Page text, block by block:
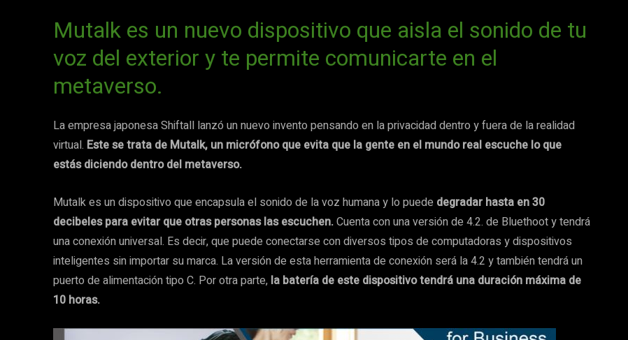
Mutalk es un nuevo dispositivo que aisla el sonido de tu
voz del exterior y te permite comunicarte en el
metaverso.
La empresa japonesa Shiftall lanzó un nuevo invento pensando en la privacidad dentro y fuera de la realidad
virtual. Este se trata de Mutalk, un micrófono que evita que la gente en el mundo real escuche lo que
estás diciendo dentro del metaverso.
Mutalk es un dispositivo que encapsula el sonido de la voz humana y lo puede degradar hasta en 30
decibeles para evitar que otras personas las escuchen.Cuenta con una versión de 4.2. de Bluethoot y tendrá
una conexión universal. Es decir, que puede conectarse con diversos tipos de computadoras y dispositivos
inteligentes sin importar su marca. La versión de esta herramienta de conexión será la 4.2 y también tendrá un
puerto de alimentación tipo C. Por otra parte, la batería de este dispositivo tendrá una duración máxima de
10 horas.